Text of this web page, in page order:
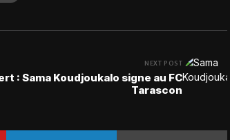
NEXT POST
: Sama Koudjoukalo signe au FC
Tarascon